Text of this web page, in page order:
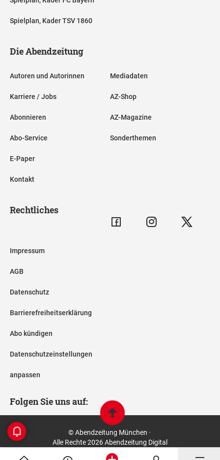
Spielplan, Kader TSV 1860
Die Abendzeitung
Autoren und Autorinnen
Karriere / Jobs
Abonnieren
Abo-Service
E-Paper
Kontakt
Mediadaten
AZ-Shop
AZ-Magazine
Sonderthemen
Rechtliches
Impressum
AGB
Datenschutz
Barrierefreiheitserklärung
Abo kündigen
Datenschutzeinstellungen
anpassen
Folgen Sie uns auf:
© Abendzeitung München ·
Alle Rechte 2026 Abendzeitung Digital